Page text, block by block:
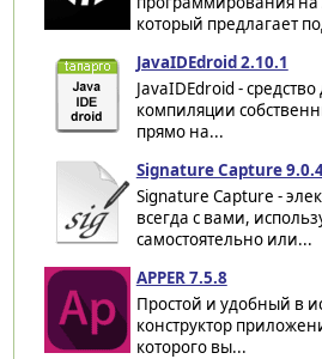
который предлагает
JavaIDEdroid 2.10.1
JavaIDEdroid -
компиляции
прямо на...
Signature Capture
Signature Capture -
всегда с вами,
самостоятельно или...
APPER 7.5.8
Простой и удобный в
конструктор
которого вы...